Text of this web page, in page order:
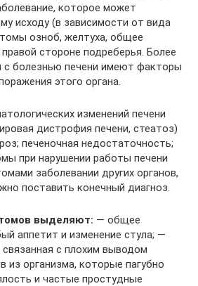
которое может
исходу (в зависимости от вида
озноб, желтуха, общее
стороне подреберья. Более
с болезнью печени имеют факторы
этого органа.
изменений печени
дистрофия печени, стеатоз)
печеночная недостаточность;
при нарушении работы печени
заболевании других органов,
поставить конечный диагноз.
выделяют: — общее
аппетит и изменение стула; —
с плохим выводом
из организма, которые пагубно
и частые простудные